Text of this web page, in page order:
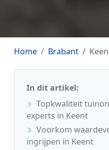
Home Brabant
In dit artikel:
Topkwaliteit
experts in Keent
Voorkom
ingrijpen in Keent